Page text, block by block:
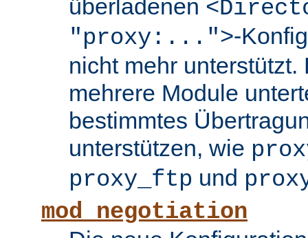
überladenen
"proxy:...">-
nicht mehr
mehrere Module
bestimmtes
unterstützen, wie
proxy_ftp und
mod_negotiation